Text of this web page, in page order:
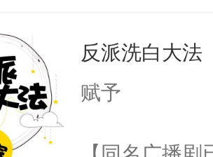
小白莲：“嘤
胡说，我没碰
不愧是大佬
人，最终坐上
用见人，因为
言神龙见首不
名蛇蛇，跟
反派洗白大法
赋予